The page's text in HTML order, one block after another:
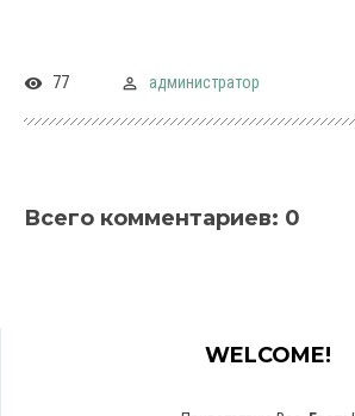
77 администратор
Всего комментариев: 0
WELCOME!